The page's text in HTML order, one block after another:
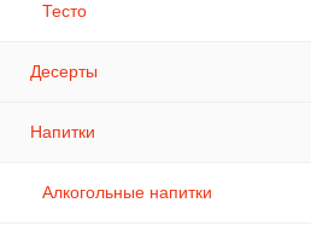
Тесто
Десерты
Напитки
Алкогольные напитки